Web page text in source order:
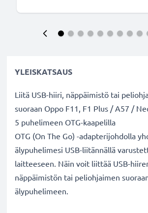
YLEISKATSAUS
Liitä USB-hiiri, näppäimistö tai
suoraan Oppo F11, F1 Plus / A57 /
5 puhelimeen OTG-kaapelilla
OTG (On The Go) -adapterijohdolla
älypuhelimesi USB-liitännällä
laitteeseen. Näin voit liittää USB-
näppäimistön tai peliohjaimen
älypuhelimeen.